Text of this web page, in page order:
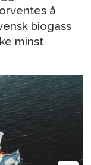
å
biogass
minst